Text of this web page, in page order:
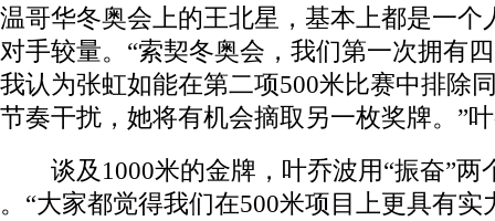
温哥华冬奥会上的王北星，基本上都是一个
对手较量。“索契冬奥会，我们第一次拥有
我认为张虹如能在第二项500米比赛中排除
节奏干扰，她将有机会摘取另一枚奖牌。”
谈及1000米的金牌，叶乔波用“振奋”两
。“大家都觉得我们在500米项目上更具有实